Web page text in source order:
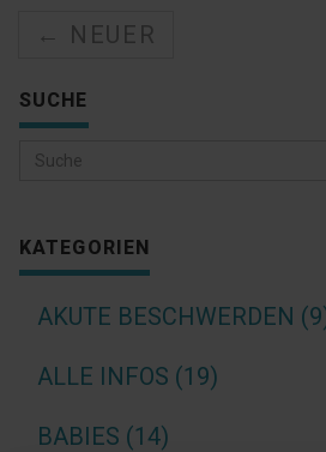
← NEUER
SUCHE
KATEGORIEN
AKUTE BESCHWERDEN
ALLE INFOS (19)
BABIES (14)